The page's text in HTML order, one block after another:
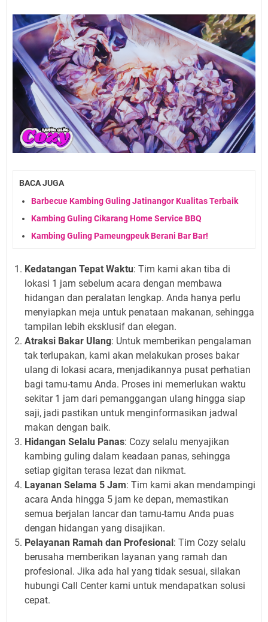
BACA JUGA
Barbecue Kambing Guling Jatinangor Kualitas Terbaik
Kambing Guling Cikarang Home Service BBQ
Kambing Guling Pameungpeuk Berani Bar Bar!
Kedatangan Tepat Waktu: Tim kami akan tiba di
lokasi 1 jam sebelum acara dengan membawa
hidangan dan peralatan lengkap. Anda hanya perlu
menyiapkan meja untuk penataan makanan, sehingga
tampilan lebih eksklusif dan elegan.
Atraksi Bakar Ulang: Untuk memberikan pengalaman
tak terlupakan, kami akan melakukan proses bakar
ulang di lokasi acara, menjadikannya pusat perhatian
bagi tamu-tamu Anda. Proses ini memerlukan waktu
sekitar 1 jam dari pemanggangan ulang hingga siap
saji, jadi pastikan untuk menginformasikan jadwal
makan dengan baik.
Hidangan Selalu Panas: Cozy selalu menyajikan
kambing guling dalam keadaan panas, sehingga
setiap gigitan terasa lezat dan nikmat.
Layanan Selama 5 Jam: Tim kami akan mendampingi
acara Anda hingga 5 jam ke depan, memastikan
semua berjalan lancar dan tamu-tamu Anda puas
dengan hidangan yang disajikan.
Pelayanan Ramah dan Profesional : Tim Cozy selalu
berusaha memberikan layanan yang ramah dan
profesional. Jika ada hal yang tidak sesuai, silakan
hubungi Call Center kami untuk mendapatkan solusi
cepat.